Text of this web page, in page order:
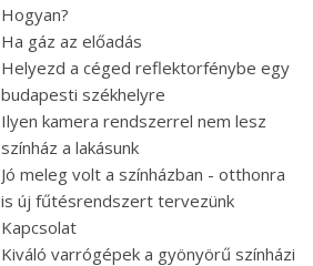
Hogyan?
Ha gáz az előadás
Helyezd a céged reflektorfénybe egy
budapesti székhelyre
Ilyen kamera rendszerrel nem lesz
színház a lakásunk
Jó meleg volt a színházban - otthonra
is új fűtésrendszert tervezünk
Kapcsolat
Kiváló varrógépek a gyönyörű színházi